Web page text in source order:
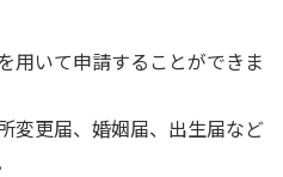
用いて申請することができま
変更届、婚姻届、出生届など